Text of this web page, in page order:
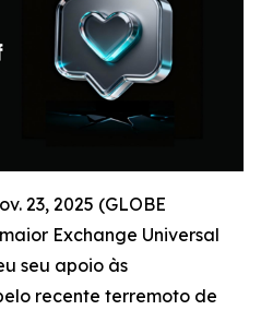
23, 2025 (GLOBE
Exchange Universal
seu apoio às
recente terremoto de